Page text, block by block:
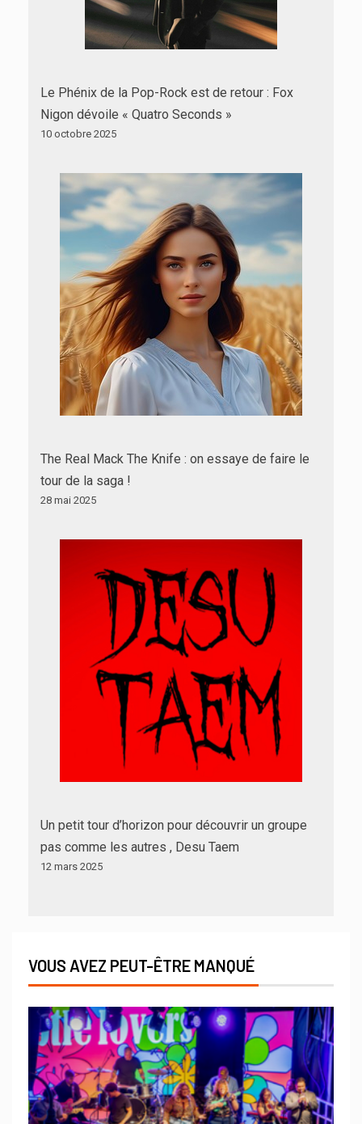
Le Phénix de la Pop-Rock est de retour : Fox
Nigon dévoile « Quatro Seconds »
10 octobre 2025
The Real Mack The Knife : on essaye de faire le
tour de la saga !
28 mai 2025
Un petit tour d’horizon pour découvrir un groupe
pas comme les autres , Desu Taem
12 mars 2025
VOUS AVEZ PEUT-ÊTRE MANQUÉ